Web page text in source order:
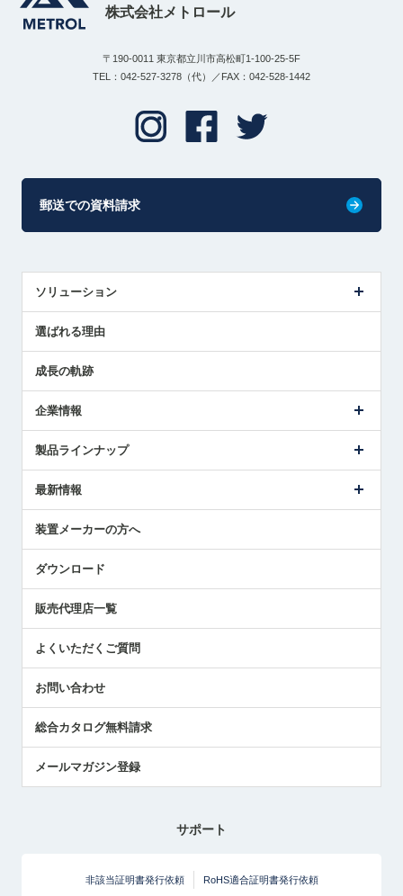
株式会社メトロール
〒190-0011 東京都立川市高松町1-100-25-5F
TEL：042-527-3278（代）／FAX：042-528-1442
郵送での資料請求
ソリューション
解決策提案
選ばれる理由
成長の軌跡
企業情報
ごあいさつ
受賞履歴
採用情報
国/地域/言語
製品ラインナップ
ツールセッタ製品
エアマイクロセンサ製品
最新情報
メトロールの技術
社員ブログ
中小企業のBCP地震対策
センサのテクニカルガイド
社長ブログ
装置メーカーの方へ
ダウンロード
販売代理店一覧
よくいただくご質問
お問い合わせ
総合カタログ無料請求
メールマガジン登録
サポート
非該当証明書発行依頼 RoHS適合証明書発行依頼